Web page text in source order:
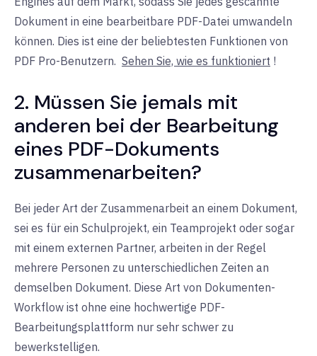
Dokument in eine bearbeitbare PDF-Datei umwandeln
können. Dies ist eine der beliebtesten Funktionen von
PDF Pro-Benutzern. Sehen Sie, wie es funktioniert !
2. Müssen Sie jemals mit
anderen bei der Bearbeitung
eines PDF-Dokuments
zusammenarbeiten?
Bei jeder Art der Zusammenarbeit an einem Dokument,
sei es für ein Schulprojekt, ein Teamprojekt oder sogar
mit einem externen Partner, arbeiten in der Regel
mehrere Personen zu unterschiedlichen Zeiten an
demselben Dokument. Diese Art von Dokumenten-
Workflow ist ohne eine hochwertige PDF-
Bearbeitungsplattform nur sehr schwer zu
bewerkstelligen.